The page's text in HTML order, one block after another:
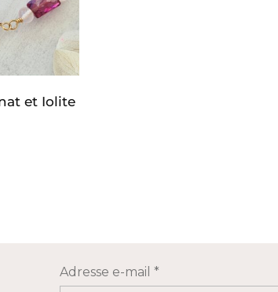
et Iolite
Adresse e-mail *